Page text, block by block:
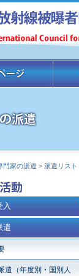
門家の派遣 > 派遣リスト
入
遣
遣（年度別・国別人